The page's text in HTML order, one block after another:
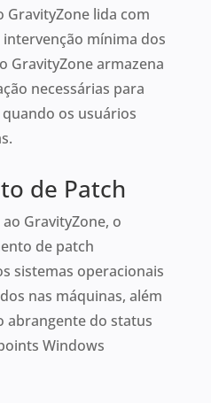
GravityZone lida com
mínima dos
GravityZone armazena
necessárias para
os usuários
de Patch
GravityZone, o
de patch
sistemas operacionais
nas máquinas, além
abrangente do status
Windows